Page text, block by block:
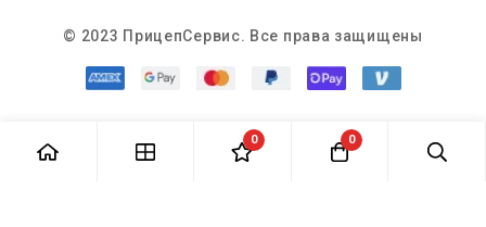
© 2023 ПрицепСервис. Все права защищены
0 0